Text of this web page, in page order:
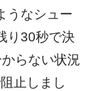
うなシュー
り30秒で決
らない状況
止しまし